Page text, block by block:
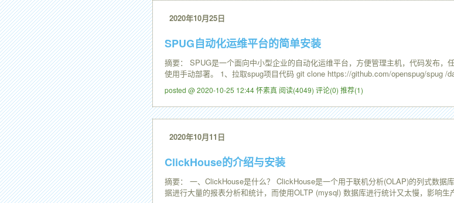
2020年10月25日
SPUG自动化运维平台的简单安装
摘要： SPUG是一个面向中小型企业的自动化运维平台，方便管理主机，代码发布
使用手动部署。 1、拉取spug项目代码 git clone https://github.com/openspug/spug /
posted @ 2020-10-25 12:44 怀素真 阅读(4049) 评论(0) 推荐(1)
2020年10月11日
ClickHouse的介绍与安装
摘要： 一、ClickHouse是什么？ ClickHouse是一个用于联机分析(OLAP)的列式数
据进行大量的报表分析和统计，而使用OLTP (mysql) 数据库进行统计又太慢，影响生